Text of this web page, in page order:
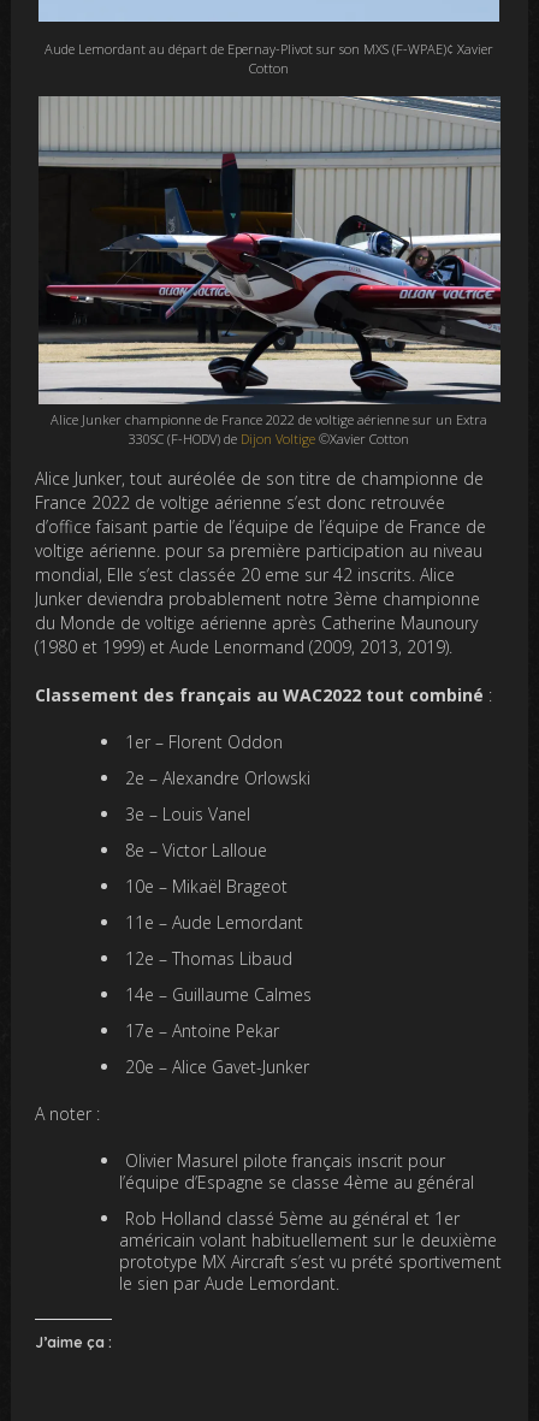
Aude Lemordant au départ de Epernay-Plivot sur son MXS (F-WPAE)¢ Xavier
Cotton
Alice Junker championne de France 2022 de voltige aérienne sur un Extra
330SC (F-HODV) de Dijon Voltige ©Xavier Cotton
Alice Junker, tout auréolée de son titre de championne de
France 2022 de voltige aérienne s’est donc retrouvée
d’office faisant partie de l’équipe de l’équipe de France de
voltige aérienne. pour sa première participation au niveau
mondial, Elle s’est classée 20 eme sur 42 inscrits. Alice
Junker deviendra probablement notre 3ème championne
du Monde de voltige aérienne après Catherine Maunoury
(1980 et 1999) et Aude Lenormand (2009, 2013, 2019).
Classement des français au WAC2022 tout combiné :
1er – Florent Oddon
2e – Alexandre Orlowski
3e – Louis Vanel
8e – Victor Lalloue
10e – Mikaël Brageot
11e – Aude Lemordant
12e – Thomas Libaud
14e – Guillaume Calmes
17e – Antoine Pekar
20e – Alice Gavet-Junker
A noter :
Olivier Masurel pilote français inscrit pour
l’équipe d’Espagne se classe 4ème au général
Rob Holland classé 5ème au général et 1er
américain volant habituellement sur le deuxième
prototype MX Aircraft s’est vu prété sportivement
le sien par Aude Lemordant.
J’aime ça :